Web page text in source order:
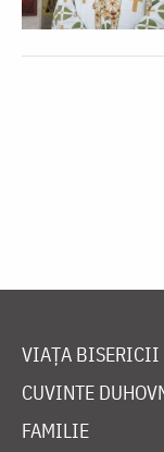
VIAȚA BISERICII
CUVINTE
FAMILIE